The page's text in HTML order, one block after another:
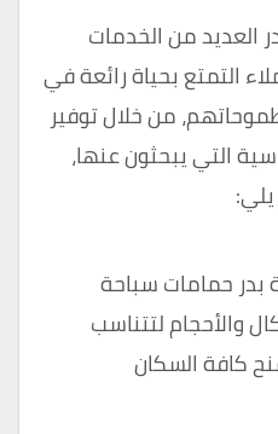
العديد من الخدمات
التمتع بحياة رائعة في
من خلال توفير
التي يبحثون عنها،
بدر حمامات سباحة
والأحجام لتتناسب
كافة السكان